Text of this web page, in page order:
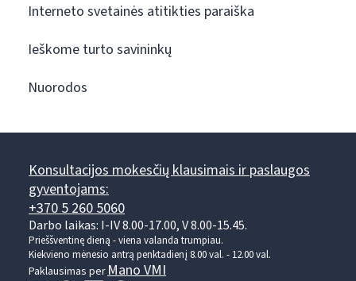
Interneto svetainės atitikties paraiška
Ieškome turto savininkų
Nuorodos
Konsultacijos mokesčių klausimais ir paslaugos
gyventojams:
+370 5 260 5060
Darbo laikas: I-IV 8.00-17.00, V 8.00-15.45.
Prieššventinę dieną - viena valanda trumpiau.
Kiekvieno mėnesio antrą penktadienį 8.00 val. - 12.00 val.
Paklausimas perMano VMI